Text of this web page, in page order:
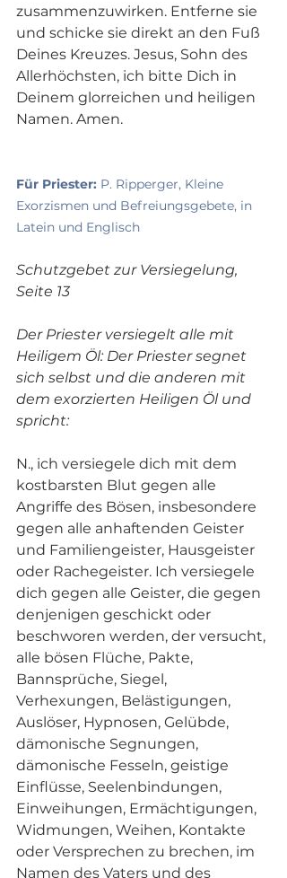
zusammenzuwirken. Entferne sie
und schicke sie direkt an den Fuß
Deines Kreuzes. Jesus, Sohn des
Allerhöchsten, ich bitte Dich in
Deinem glorreichen und heiligen
Namen. Amen.
Für Priester: P. Ripperger, Kleine
Exorzismen und Befreiungsgebete, in
Latein und Englisch
Schutzgebet zur Versiegelung,
Seite 13
Der Priester versiegelt alle mit
Heiligem Öl: Der Priester segnet
sich selbst und die anderen mit
dem exorzierten Heiligen Öl und
spricht:
N., ich versiegele dich mit dem
kostbarsten Blut gegen alle
Angriffe des Bösen, insbesondere
gegen alle anhaftenden Geister
und Familiengeister, Hausgeister
oder Rachegeister. Ich versiegele
dich gegen alle Geister, die gegen
denjenigen geschickt oder
beschworen werden, der versucht,
alle bösen Flüche, Pakte,
Bannsprüche, Siegel,
Verhexungen, Belästigungen,
Auslöser, Hypnosen, Gelübde,
dämonische Segnungen,
dämonische Fesseln, geistige
Einflüsse, Seelenbindungen,
Einweihungen, Ermächtigungen,
Widmungen, Weihen, Kontakte
oder Versprechen zu brechen, im
Namen des Vaters und des